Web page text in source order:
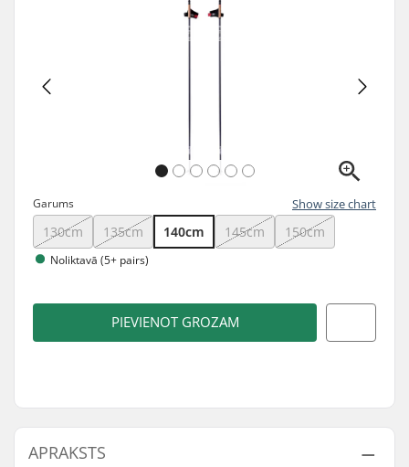
Garums Show size chart
130cm 135cm 140cm 145cm 150cm
Noliktavā (5+ pairs)
PIEVIENOT GROZAM
APRAKSTS